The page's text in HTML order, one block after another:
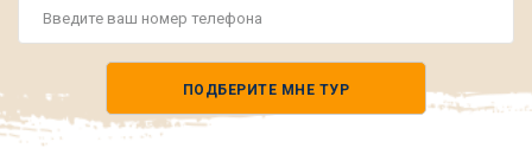
ПОДБЕРИТЕ МНЕ ТУР